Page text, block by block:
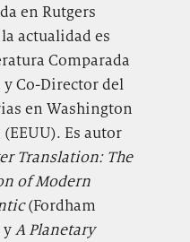
en Rutgers
actualidad es
Comparada
Co-Director del
en Washington
Es autor
Translation: The
of Modern
(Fordham
yA Planetary